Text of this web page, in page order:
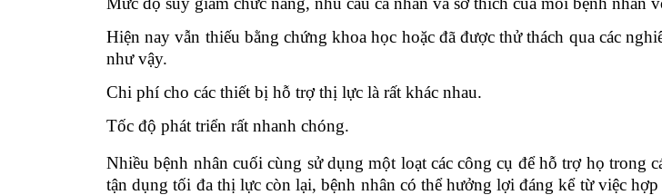
Hiện nay vẫn thiếu bằng chứng khoa học hoặc đã được thử thách qua các
như vậy.
Chi phí cho các thiết bị hỗ trợ thị lực là rất khác nhau.
Tốc độ phát triển rất nhanh chóng.
Nhiều bệnh nhân cuối cùng sử dụng một loạt các công cụ để hỗ trợ họ trong
tận dụng tối đa thị lực còn lại, bệnh nhân có thể hưởng lợi đáng kể từ việc hợp